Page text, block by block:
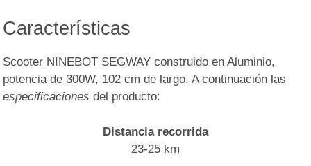
Características
Scooter NINEBOT SEGWAY construido en Aluminio,
potencia de 300W, 102 cm de largo. A continuación las
especificaciones del producto:
Distancia recorrida
23-25 km